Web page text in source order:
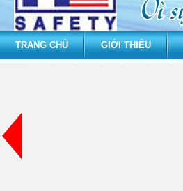
TRANG CHỦ GIỚI THIỆU